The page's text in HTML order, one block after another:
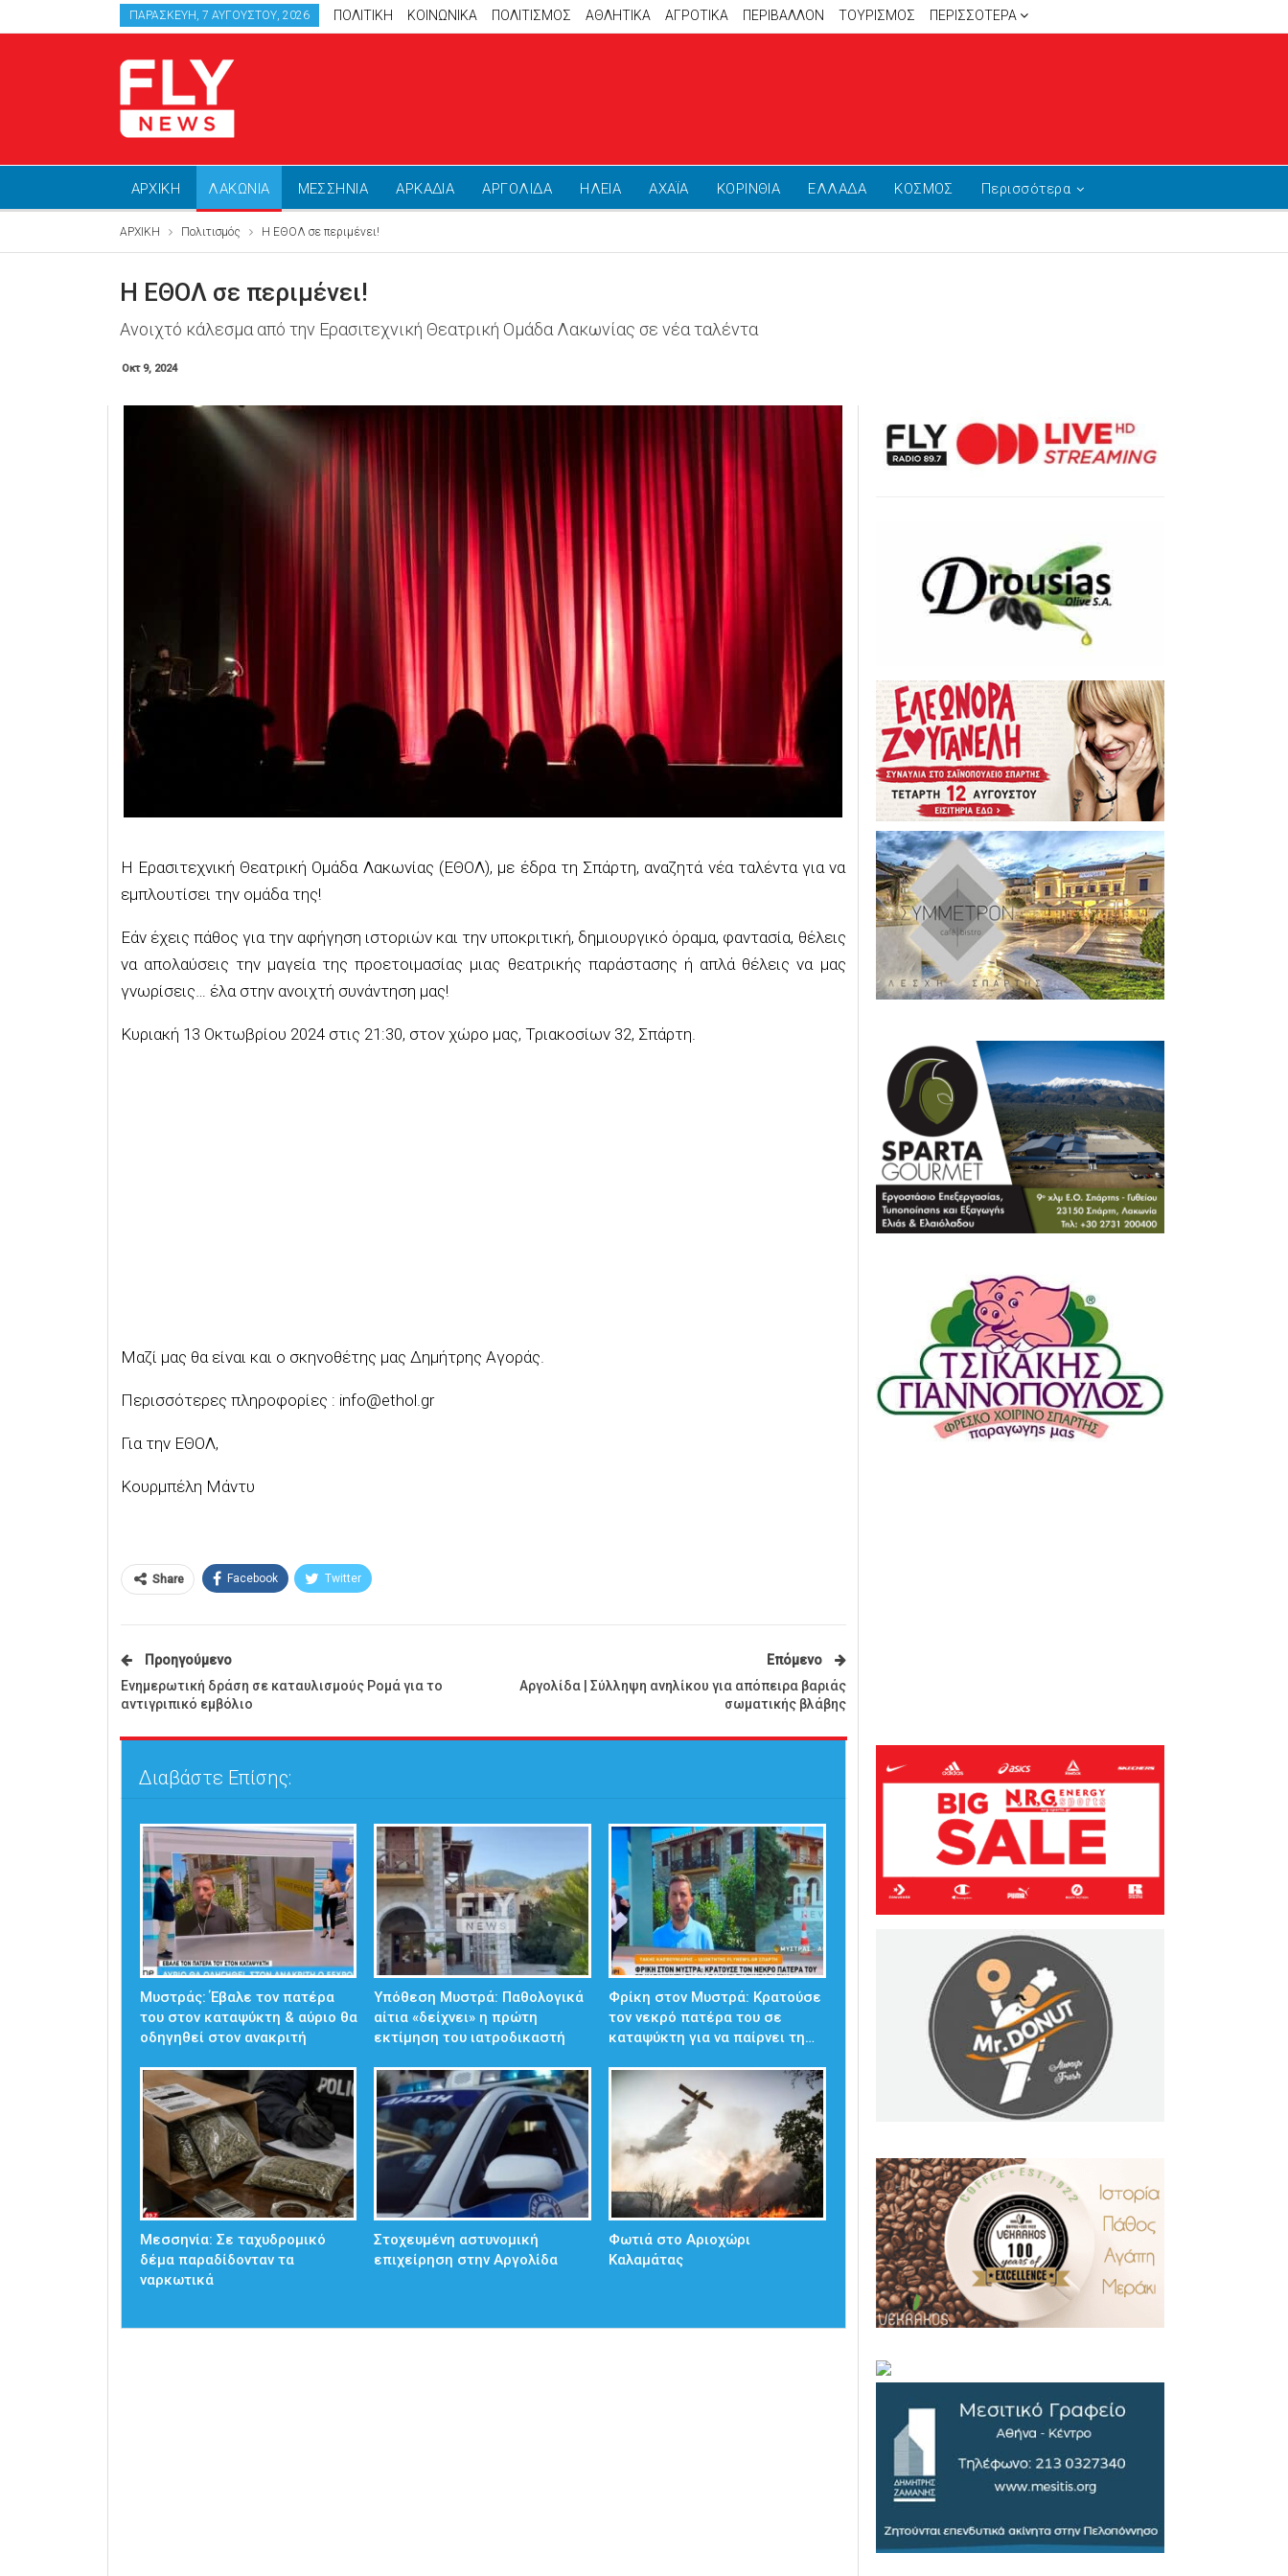
ΠΑΡΑΣΚΕΥΉ, 7 ΑΥΓΟΎΣΤΟΥ, 2026 ΠΟΛΙΤΙΚΗ ΚΟΙΝΩΝΙΚΑ ΠΟΛΙΤΙΣΜΟΣ ΑΘΛΗΤΙΚΆ ΑΓΡΟΤΙΚΑ ΠΕΡΙΒΑΛΛΟΝ ΤΟΥΡΙΣΜΟΣ ΠΕΡΙΣΣΌΤΕΡΑ
ΑΡΧΙΚΗ ΛΑΚΩΝΙΑ ΜΕΣΣΗΝΙΑ ΑΡΚΑΔΙΑ ΑΡΓΟΛΙΔΑ ΗΛΕΙΑ ΑΧΑΪΑ ΚΟΡΙΝΘΙΑ ΕΛΛΑΔΑ ΚΟΣΜΟΣ Περισσότερα
ΑΡΧΙΚΗ Πολιτισμός Η ΕΘΟΛ σε περιμένει!
Η ΕΘΟΛ σε περιμένει!
Ανοιχτό κάλεσμα από την Ερασιτεχνική Θεατρική Ομάδα Λακωνίας σε νέα ταλέντα
Οκτ 9, 2024
Η Ερασιτεχνική Θεατρική Ομάδα Λακωνίας (ΕΘΟΛ), με έδρα τη Σπάρτη, αναζητά νέα ταλέντα για να
εμπλουτίσει την ομάδα της!
Εάν έχεις πάθος για την αφήγηση ιστοριών και την υποκριτική, δημιουργικό όραμα, φαντασία, θέλεις
να απολαύσεις την μαγεία της προετοιμασίας μιας θεατρικής παράστασης ή απλά θέλεις να μας
γνωρίσεις… έλα στην ανοιχτή συνάντηση μας!
Κυριακή 13 Οκτωβρίου 2024 στις 21:30, στον χώρο μας, Τριακοσίων 32, Σπάρτη.
Μαζί μας θα είναι και ο σκηνοθέτης μας Δημήτρης Αγοράς.
Περισσότερες πληροφορίες : info@ethol.gr
Για την ΕΘΟΛ,
Κουρμπέλη Μάντυ
Share Facebook Twitter
Προηγούμενο
Ενημερωτική δράση σε καταυλισμούς Ρομά για το
αντιγριπικό εμβόλιο
Επόμενο
Αργολίδα | Σύλληψη ανηλίκου για απόπειρα βαριάς
σωματικής βλάβης
Διαβάστε Επίσης:
Μυστράς: Έβαλε τον πατέρα
του στον καταψύκτη & αύριο θα
οδηγηθεί στον ανακριτή
Υπόθεση Μυστρά: Παθολογικά
αίτια «δείχνει» η πρώτη
εκτίμηση του ιατροδικαστή
Φρίκη στον Μυστρά: Κρατούσε
τον νεκρό πατέρα του σε
καταψύκτη για να παίρνει τη…
Μεσσηνία: Σε ταχυδρομικό
δέμα παραδίδονταν τα
ναρκωτικά
Στοχευμένη αστυνομική
επιχείρηση στην Αργολίδα
Φωτιά στο Αριοχώρι
Καλαμάτας